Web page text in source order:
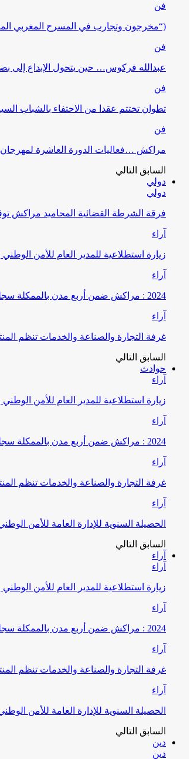
فن
(“مخرجون وتجارب في المسرح المغربي
فن
عبدالله فركوس… حين يتحول الإبداع إلى
فن
تطوان تختتم عقدا من الاحتفاء بالشباب
فن
مراكش …فعاليات الدورة العاشرة لمهرجان
السابق التالي
دولي
دولي
فرقة الشرطة القضائية المحاميد مراكش
آراء
زيارة استطلاعية للمدير العام للأمن
آراء
2024 : مراكش ضمن أربع مدن بالممكلة سجلت مامجموعه 656 قضية تتعلق بغسيل الأموال
آراء
غرفة التجارة والصناعة والخدمات تنظم
السابق التالي
حوادث
آراء
زيارة استطلاعية للمدير العام للأمن
آراء
2024 : مراكش ضمن أربع مدن بالممكلة سجلت مامجموعه 656 قضية تتعلق بغسيل الأموال
آراء
غرفة التجارة والصناعة والخدمات تنظم
آراء
الحصيلة السنوية للإدارة العامة للأمن الوطني
السابق التالي
آراء
آراء
زيارة استطلاعية للمدير العام للأمن
آراء
2024 : مراكش ضمن أربع مدن بالممكلة سجلت مامجموعه 656 قضية تتعلق بغسيل الأموال
آراء
غرفة التجارة والصناعة والخدمات تنظم
آراء
الحصيلة السنوية للإدارة العامة للأمن الوطني
السابق التالي
دين
دين